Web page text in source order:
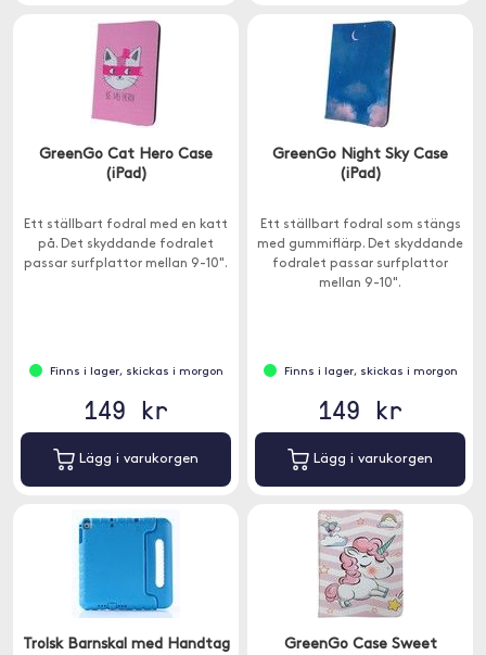
GreenGo Cat Hero Case
(iPad)
Ett ställbart fodral med en katt
på. Det skyddande fodralet
passar surfplattor mellan 9-10".
Finns i lager, skickas i morgon
149 kr
Lägg i varukorgen
GreenGo Night Sky Case
(iPad)
Ett ställbart fodral som stängs
med gummiflärp. Det skyddande
fodralet passar surfplattor
mellan 9-10".
Finns i lager, skickas i morgon
149 kr
Lägg i varukorgen
Trolsk Barnskal med Handtag
GreenGo Case Sweet